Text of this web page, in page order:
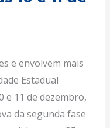
e envolvem mais
Estadual
e 11 de dezembro,
da segunda fase